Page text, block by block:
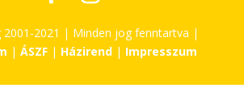
2001-2021 | Minden jog fenntartva |
| ÁSZF| Házirend| Impresszum